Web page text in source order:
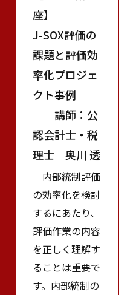
座】
J-SOX評価の
課題と評価効
率化プロジェ
クト事例
講師：公
認会計士・税
理士 奥川 透
内部統制評価
の効率化を検討
するにあたり、
評価作業の内容
を正しく理解す
ることは重要で
す。内部統制の